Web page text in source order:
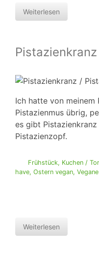
Weiterlesen
Ich hatte von meinem
Pistazienmus übrig,
es gibt
Pistazienzopf.
Frühstück, Kuchen /
have, Ostern vegan,
Weiterlesen